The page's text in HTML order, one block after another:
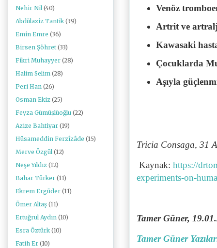
Venöz
Artrit ve
Kawasaki
Çocuklarda
Aşıyla
Tricia Consaga, 31
Kaynak: https://
experiments-on-
Tamer Güner,
Tamer Güner
Nehir Nil (40)
Abdülaziz Tantik (39)
Emin Emre (36)
Birsen Şöhret (33)
Fikri Muhayyer (28)
Halim Selim (28)
Peri Han (26)
Osman Ekiz (25)
Feyza Gümüşlüoğlu (22)
Azize Bahtiyar (19)
Hüsameddin Ferzîzâde (15)
Merve Özgül (12)
Neşe Yıldız (12)
Bahar Türker (11)
Ekrem Ergüder (11)
Ömer Altaş (11)
Ertuğrul Aydın (10)
Esra Öztürk (10)
Fatih Er (10)